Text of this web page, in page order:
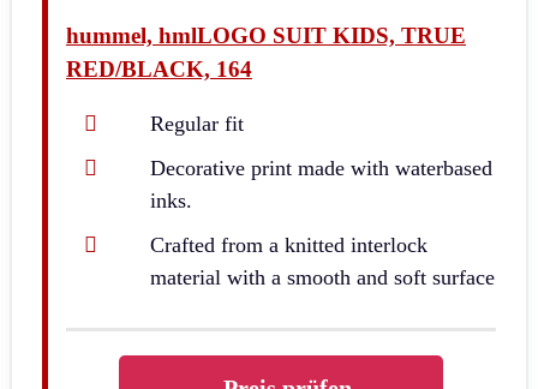
hummel, hmlLOGO SUIT KIDS, TRUE
RED/BLACK, 164
Regular fit
Decorative print made with waterbased
inks.
Crafted from a knitted interlock
material with a smooth and soft surface